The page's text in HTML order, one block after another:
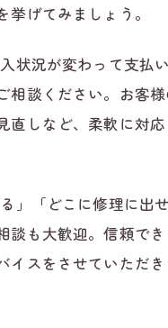
げてみましょう。
状況が変わって支払
相談ください。お客
直しなど、柔軟に対
」「どこに修理に出
談も大歓迎。信頼で
イスをさせていただ